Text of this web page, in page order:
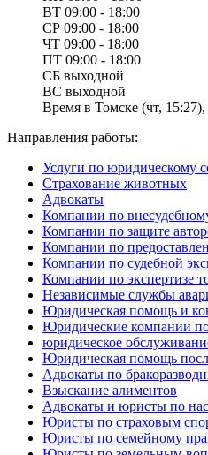
ВТ 09:00 - 18:00
СР 09:00 - 18:00
ЧТ 09:00 - 18:00
ПТ 09:00 - 18:00
СБ выходной
ВС выходной
Время в Томске (чт,
Направления работы:
Услуги по юридическому
Страхование животных
Адвокаты
Компании по
Компании по защите
Компании по
Компании по судебной
Компании по экспертизе
Независимые службы
Юридическая помощь и
Юридические компании
юридическое
Юридическая помощь
Адвокаты по
Взыскание алиментов
Адвокаты и юристы по
Юристы по страховым
Юристы по семейному